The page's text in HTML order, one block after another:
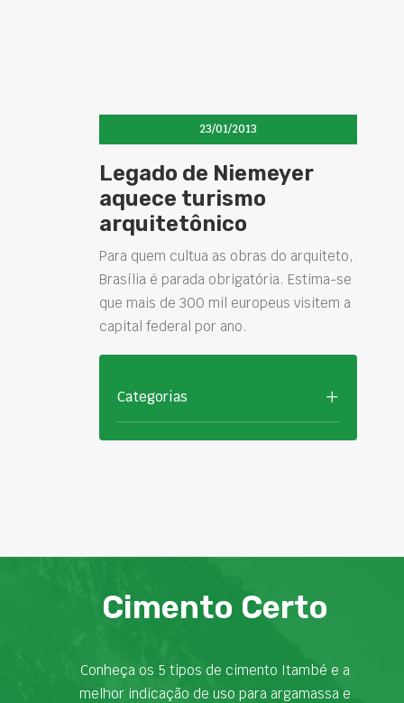
23/01/2013
Legado de Niemeyer
aquece turismo
arquitetônico
Para quem cultua as obras do arquiteto,
Brasília é parada obrigatória. Estima-se
que mais de 300 mil europeus visitem a
capital federal por ano.
Categorias
Cimento Certo
Conheça os 5 tipos de cimento Itambé e a
melhor indicação de uso para argamassa e